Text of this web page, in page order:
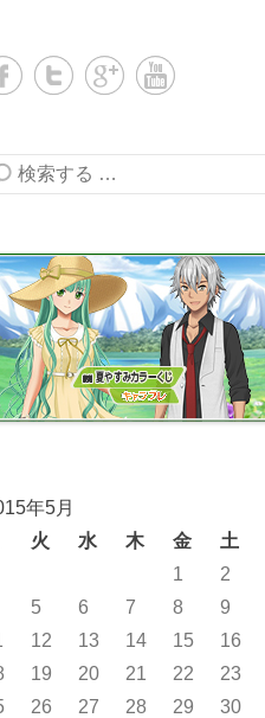
索する
年5月
火 水 木 金 土
1
2
5 6 7 8 9
12 13 14 15 16
19 20 21 22 23
26 27 28 29 30